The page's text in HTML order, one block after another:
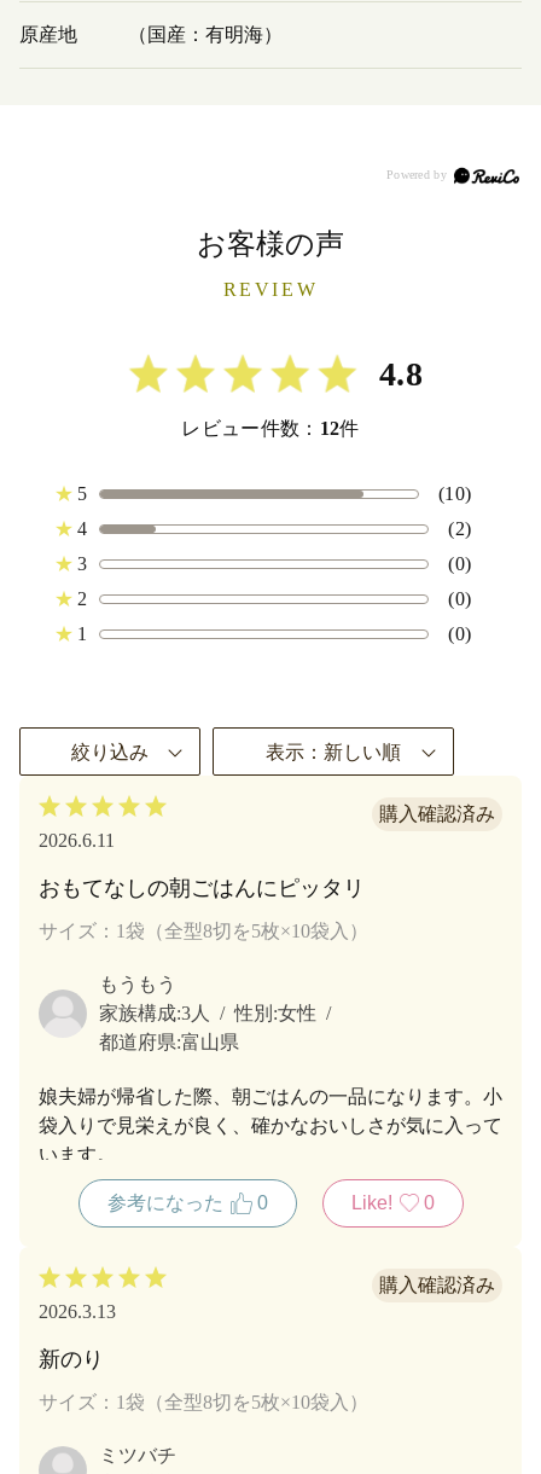
原産地 （国産：有明海）
お客様の声
REVIEW
4.8
レビュー件数： 12件
★ 5
(10)
★ 4
(2)
★ 3
(0)
★ 2
(0)
★ 1 (0)
絞り込み 表示：新しい順
2026.6.11
おもてなしの朝ごはんにピッタリ
サイズ：1袋（全型8切を5枚×10袋入）
もうもう
家族構成:3人 性別:女性
都道府県:富山県
娘夫婦が帰省した際、朝ごはんの一品になります。小
袋入りで見栄えが良く、確かなおいしさが気に入って
います。
参考になった 0 Like! 0
2026.3.13
新のり
サイズ：1袋（全型8切を5枚×10袋入）
ミツバチ